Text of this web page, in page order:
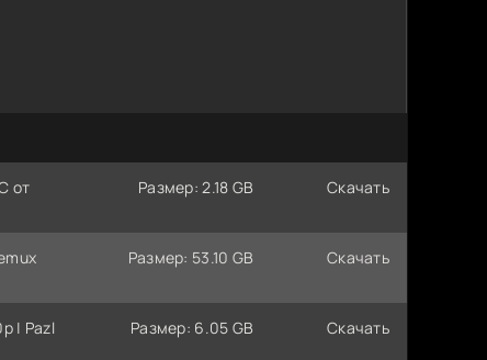
от
Размер: 2.18 GB Скачать
Размер: 53.10 GB Скачать
| Pazl
Размер: 6.05 GB Скачать